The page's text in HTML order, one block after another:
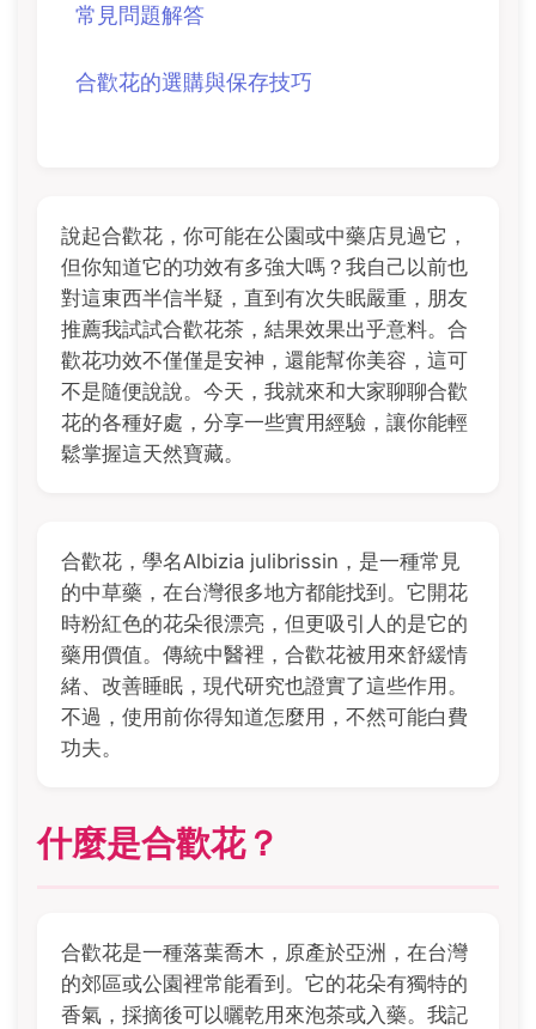
常見問題解答
合歡花的選購與保存技巧
說起合歡花，你可能在公園或中藥店見過它，
但你知道它的功效有多強大嗎？我自己以前也
對這東西半信半疑，直到有次失眠嚴重，朋友
推薦我試試合歡花茶，結果效果出乎意料。合
歡花功效不僅僅是安神，還能幫你美容，這可
不是隨便說說。今天，我就來和大家聊聊合歡
花的各種好處，分享一些實用經驗，讓你能輕
鬆掌握這天然寶藏。
合歡花，學名Albizia julibrissin，是一種常見
的中草藥，在台灣很多地方都能找到。它開花
時粉紅色的花朵很漂亮，但更吸引人的是它的
藥用價值。傳統中醫裡，合歡花被用來舒緩情
緒、改善睡眠，現代研究也證實了這些作用。
不過，使用前你得知道怎麼用，不然可能白費
功夫。
什麼是合歡花？
合歡花是一種落葉喬木，原產於亞洲，在台灣
的郊區或公園裡常能看到。它的花朵有獨特的
香氣，採摘後可以曬乾用來泡茶或入藥。我記